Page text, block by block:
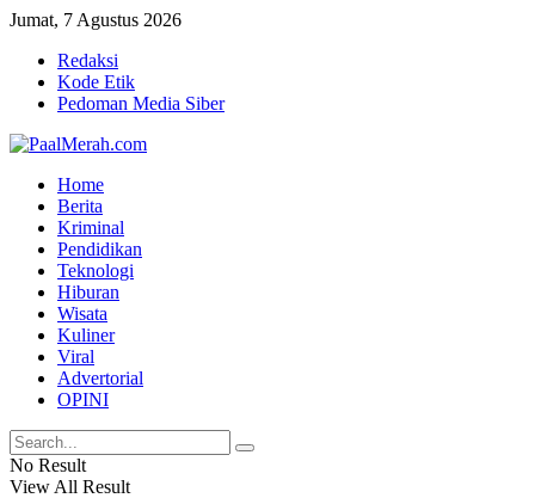
Jumat, 7 Agustus 2026
Redaksi
Kode Etik
Pedoman Media Siber
Home
Berita
Kriminal
Pendidikan
Teknologi
Hiburan
Wisata
Kuliner
Viral
Advertorial
OPINI
No Result
View All Result